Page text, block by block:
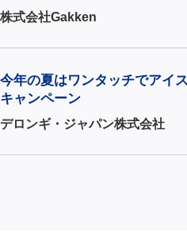
株式会社Gakken
今年の夏はワンタッチでアイ
キャンペーン
デロンギ・ジャパン株式会社